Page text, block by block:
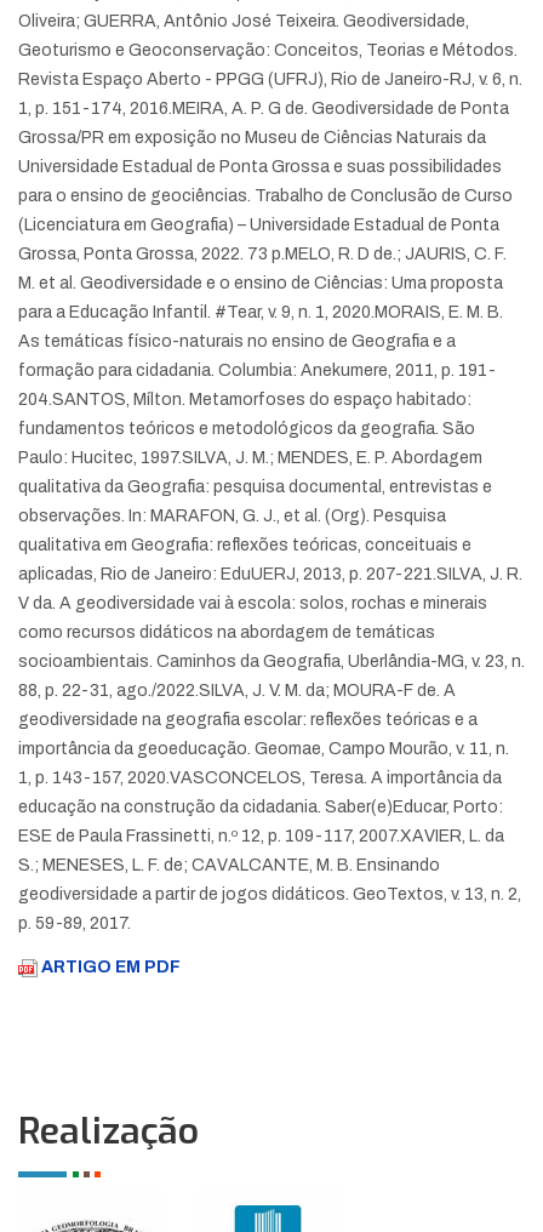
Oliveira; GUERRA, Antônio José Teixeira. Geodiversidade,
Geoturismo e Geoconservação: Conceitos, Teorias e Métodos.
Revista Espaço Aberto - PPGG (UFRJ), Rio de Janeiro-RJ, v. 6, n.
1, p. 151-174, 2016. MEIRA, A. P. G de. Geodiversidade de Ponta
Grossa/PR em exposição no Museu de Ciências Naturais da
Universidade Estadual de Ponta Grossa e suas possibilidades
para o ensino de geociências. Trabalho de Conclusão de Curso
(Licenciatura em Geografia) – Universidade Estadual de Ponta
Grossa, Ponta Grossa, 2022. 73 p. MELO, R. D de.; JAURIS, C. F.
M. et al. Geodiversidade e o ensino de Ciências: Uma proposta
para a Educação Infantil. #Tear, v. 9, n. 1, 2020. MORAIS, E. M. B.
As temáticas físico-naturais no ensino de Geografia e a
formação para cidadania. Columbia: Anekumere, 2011, p. 191-
204.SANTOS, Mílton. Metamorfoses do espaço habitado:
fundamentos teóricos e metodológicos da geografia. São
Paulo: Hucitec, 1997.SILVA, J. M.; MENDES, E. P. Abordagem
qualitativa da Geografia: pesquisa documental, entrevistas e
observações. In: MARAFON, G. J., et al. (Org). Pesquisa
qualitativa em Geografia: reflexões teóricas, conceituais e
aplicadas, Rio de Janeiro: EduUERJ, 2013, p. 207-221.SILVA, J. R.
V da. A geodiversidade vai à escola: solos, rochas e minerais
como recursos didáticos na abordagem de temáticas
socioambientais. Caminhos da Geografia, Uberlândia-MG, v. 23, n.
88, p. 22-31, ago./2022.SILVA, J. V. M. da; MOURA-F de. A
geodiversidade na geografia escolar: reflexões teóricas e a
importância da geoeducação. Geomae, Campo Mourão, v. 11, n.
1, p. 143-157, 2020.VASCONCELOS, Teresa. A importância da
educação na construção da cidadania. Saber(e)Educar, Porto:
ESE de Paula Frassinetti, n.º 12, p. 109-117, 2007.XAVIER, L. da
S.; MENESES, L. F. de; CAVALCANTE, M. B. Ensinando
geodiversidade a partir de jogos didáticos. GeoTextos, v. 13, n. 2,
p. 59-89, 2017.
ARTIGO EM PDF
Realização